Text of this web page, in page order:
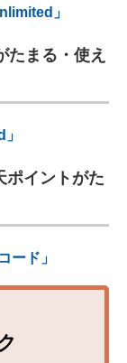
」
まる・使え
イントがた
ード」